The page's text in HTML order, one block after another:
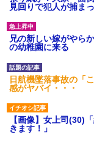
見回りで犯人が捕ま
兄の新しい嫁がやら
の幼稚園に来る
日航機墜落事故の「
感がヤバイ・・・
【画像】女上司(30)
きます！」